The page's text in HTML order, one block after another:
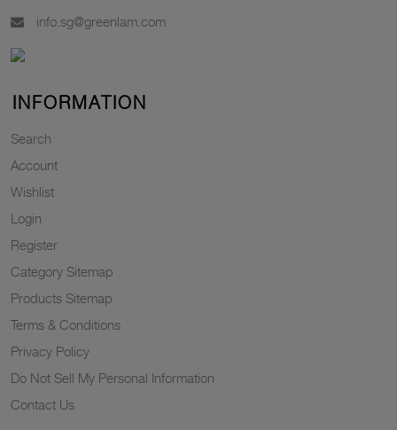
info.sg@greenlam.com
INFORMATION
Search
Account
Wishlist
Login
Register
Category Sitemap
Products Sitemap
Terms & Conditions
Privacy Policy
Do Not Sell My Personal Information
Contact Us